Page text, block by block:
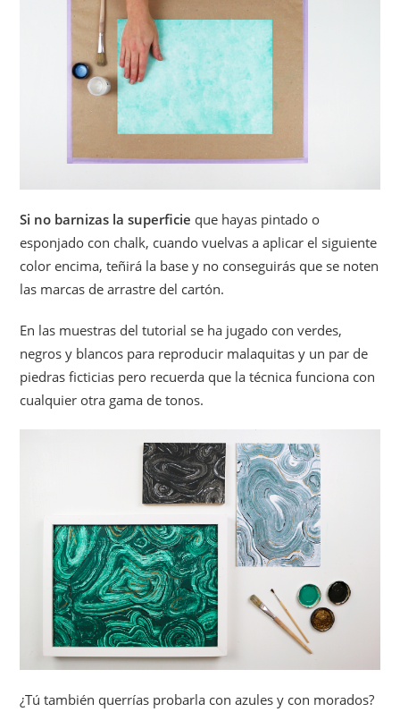
Si no barnizas la superficie que hayas pintado o
esponjado con chalk, cuando vuelvas a aplicar el siguiente
color encima, teñirá la base y no conseguirás que se noten
las marcas de arrastre del cartón.
En las muestras del tutorial se ha jugado con verdes,
negros y blancos para reproducir malaquitas y un par de
piedras ficticias pero recuerda que la técnica funciona con
cualquier otra gama de tonos.
¿Tú también querrías probarla con azules y con morados?